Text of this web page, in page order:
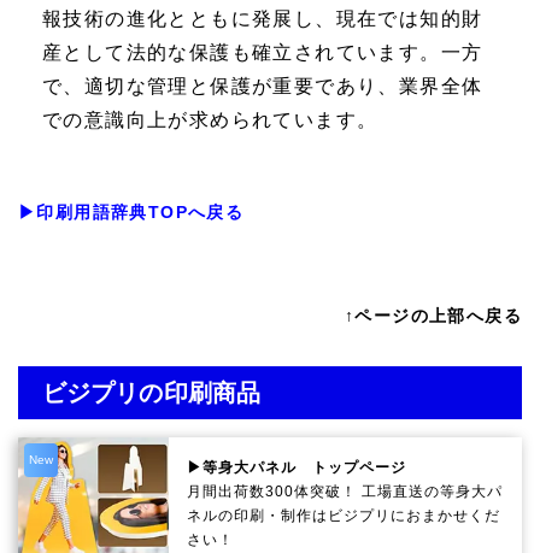
報技術の進化とともに発展し、現在では知的財
産として法的な保護も確立されています。一方
で、適切な管理と保護が重要であり、業界全体
での意識向上が求められています。
▶印刷用語辞典TOPへ戻る
↑ページの上部へ戻る
ビジプリの印刷商品
New
▶等身大パネル トップページ
月間出荷数300体突破！ 工場直送の等身大パ
ネルの印刷・制作は ビジプリ におまかせくだ
さい！